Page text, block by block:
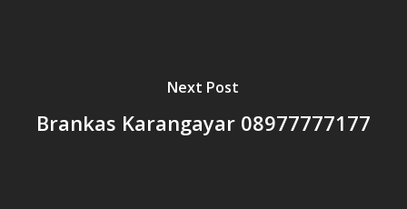
Next Post
Brankas Karangayar 08977777177